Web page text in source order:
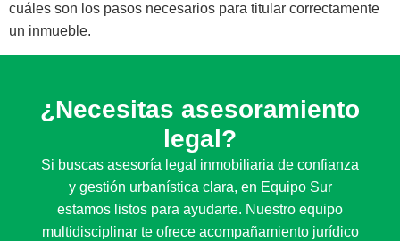
cuáles son los pasos necesarios para titular correctamente
un inmueble.
¿Necesitas asesoramiento
legal?
Si buscas asesoría legal inmobiliaria de confianza
y gestión urbanística clara, en Equipo Sur
estamos listos para ayudarte. Nuestro equipo
multidisciplinar te ofrece acompañamiento jurídico